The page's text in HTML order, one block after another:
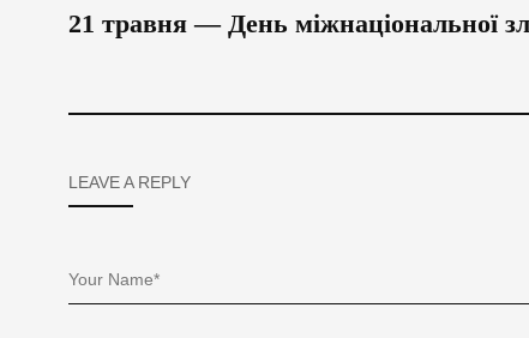
21 травня — День міжнаціональної
LEAVE A REPLY